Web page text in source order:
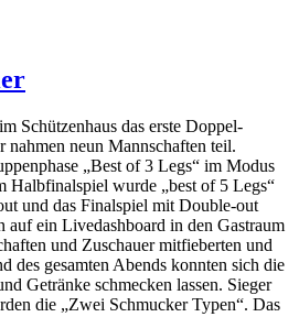
Schützenhaus das erste Doppel-
neun Mannschaften teil.
„Best of 3 Legs“ im Modus
Halbfinalspiel wurde „best of 5 Legs“
und das Finalspiel mit Double-out
auf ein Livedashboard in den Gastraum
und Zuschauer mitfieberten und
des gesamten Abends konnten sich die
Getränke schmecken lassen. Sieger
die „Zwei Schmucker Typen“. Das